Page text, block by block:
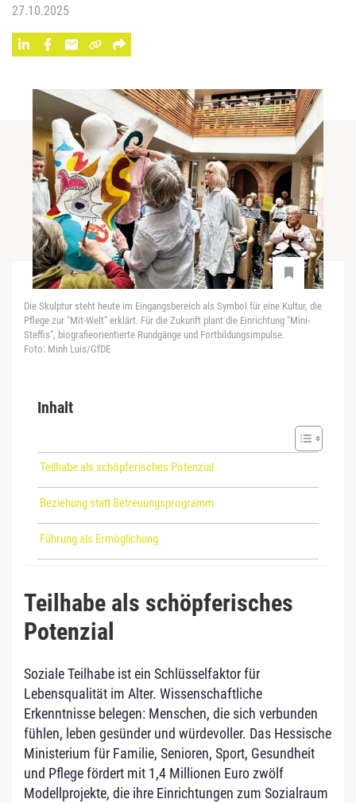
27.10.2025
Die Skulptur steht heute im Eingangsbereich als Symbol für eine Kultur, die
Pflege zur "Mit-Welt" erklärt. Für die Zukunft plant die Einrichtung "Mini-
Steffis", biografieorientierte Rundgänge und Fortbildungsimpulse.
Foto: Minh Luis/GfDE
Inhalt
Teilhabe als schöpferisches Potenzial
Beziehung statt Betreuungsprogramm
Führung als Ermöglichung
Teilhabe als schöpferisches
Potenzial
Soziale Teilhabe ist ein Schlüsselfaktor für
Lebensqualität im Alter. Wissenschaftliche
Erkenntnisse belegen: Menschen, die sich verbunden
fühlen, leben gesünder und würdevoller. Das Hessische
Ministerium für Familie, Senioren, Sport, Gesundheit
und Pflege fördert mit 1,4 Millionen Euro zwölf
Modellprojekte, die ihre Einrichtungen zum Sozialraum